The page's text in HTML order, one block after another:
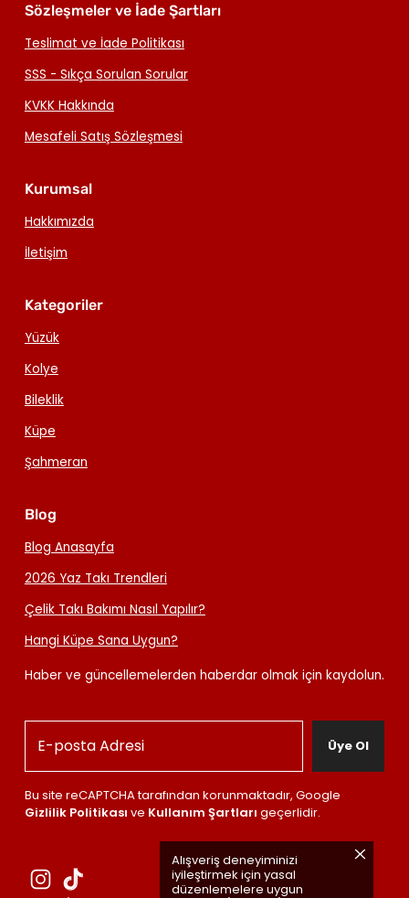
Alışveriş deneyiminizi
iyileştirmek için yasal
düzenlemelere uygun
Sözleşmeler ve İade Şartları
Teslimat ve İade Politikası
SSS - Sıkça Sorulan Sorular
KVKK Hakkında
Mesafeli Satış Sözleşmesi
Kurumsal
Hakkımızda
İletişim
Kategoriler
Yüzük
Kolye
Bileklik
Küpe
Şahmeran
Blog
Blog Anasayfa
2026 Yaz Takı Trendleri
Çelik Takı Bakımı Nasıl Yapılır?
Hangi Küpe Sana Uygun?
Haber ve güncellemelerden haberdar olmak için kaydolun.
Üye Ol
Bu site reCAPTCHA tarafından korunmaktadır, Google
Gizlilik Politikası ve Kullanım Şartları geçerlidir.